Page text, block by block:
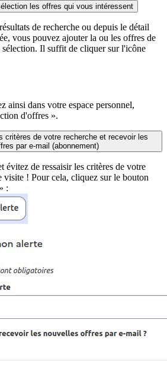
les offres qui vous intéressent
de recherche ou depuis le détail
vous pouvez ajouter la ou les offres de
Il suffit de cliquer sur l'icône
ainsi dans votre espace personnel,
d'offres ».
critères de votre recherche et recevoir les
par e-mail (abonnement)
évitez de ressaisir les critères de votre
visite ! Pour cela, cliquez sur le bouton
: